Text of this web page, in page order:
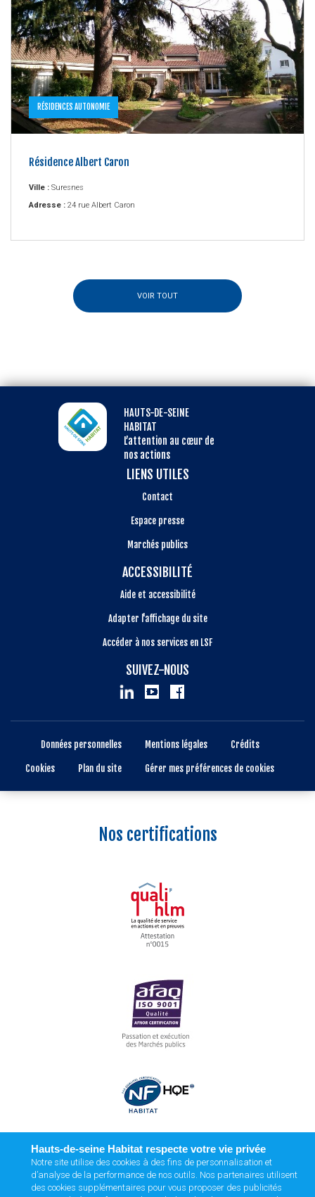
RÉSIDENCES AUTONOMIE
Résidence Albert Caron
Ville : Suresnes
Adresse : 24 rue Albert Caron
VOIR TOUT
HAUTS-DE-SEINE
HABITAT
L’attention au cœur de
nos actions
LIENS UTILES
Contact
Espace presse
Marchés publics
ACCESSIBILITÉ
Aide et accessibilité
Adapter l'affichage du site
Accéder à nos services en LSF
SUIVEZ-NOUS
Données personnelles Mentions légales Crédits
Cookies Plan du site Gérer mes préférences de cookies
Nos certifications
Hauts-de-seine Habitat respecte votre vie privée
Notre site utilise des cookies à des fins de personnalisation et
d’analyse de la performance de nos outils. Nos partenaires utilisent
des cookies supplémentaires pour vous proposer des publicités